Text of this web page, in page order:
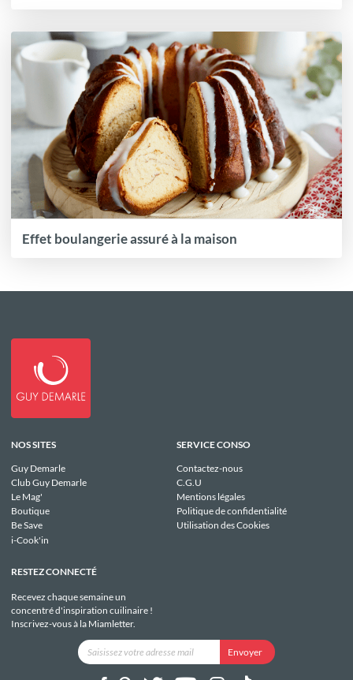
Effet boulangerie assuré à la maison
NOS SITES
Guy Demarle
Club Guy Demarle
Le Mag'
Boutique
Be Save
i-Cook'in
SERVICE CONSO
Contactez-nous
C.G.U
Mentions légales
Politique de confidentialité
Utilisation des Cookies
RESTEZ CONNECTÉ
Recevez chaque semaine un
concentré d'inspiration cuilinaire !
Inscrivez-vous à la Miamletter.